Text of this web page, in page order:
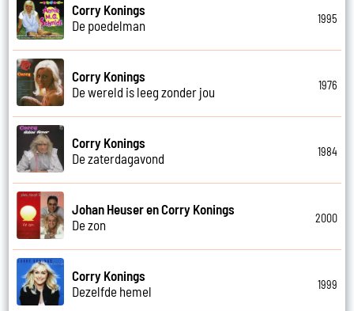
Corry Konings
De poedelman
1995
Corry Konings
De wereld is leeg zonder jou
1976
Corry Konings
De zaterdagavond
1984
Johan Heuser en Corry Konings
De zon
2000
Corry Konings
Dezelfde hemel
1999